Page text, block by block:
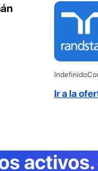
Indefinido
Ir a la
activos